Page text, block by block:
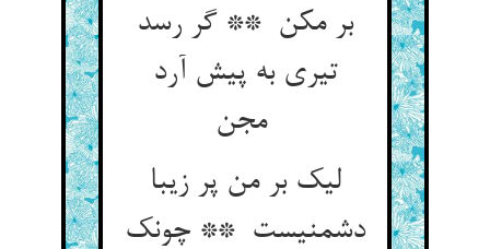
بر مکن ** گر رسد
تیری به پیش آرد
مجن
لیک بر من پر زیبا
دشمنیست ** چونک